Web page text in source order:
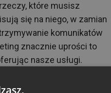
które musisz
się na niego, w zamian
komunikatów
znacznie uprości to
nasze usługi.
relacji i świadomość